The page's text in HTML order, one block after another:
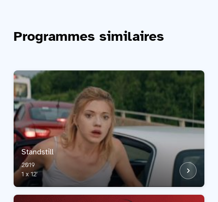
Programmes similaires
Standstill
2019
1 x 12'